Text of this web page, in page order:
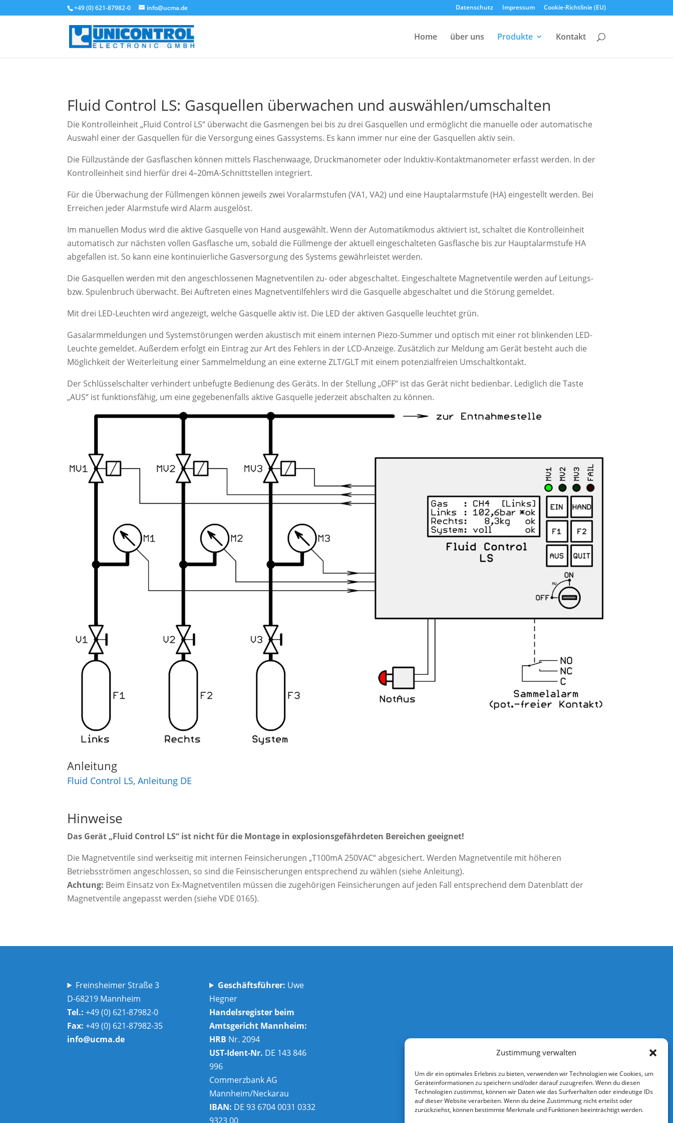
Zustimmung verwalten
Um dir ein optimales Erlebnis zu bieten, verwenden wir Technologien wie Cookies, um
Geräteinformationen zu speichern und/oder darauf zuzugreifen. Wenn du diesen
Technologien zustimmst, können wir Daten wie das Surfverhalten oder eindeutige IDs
auf dieser Website verarbeiten. Wenn du deine Zustimmung nicht erteilst oder
zurückziehst, können bestimmte Merkmale und Funktionen beeinträchtigt werden.
+49 (0) 621-87982-0 info@ucma.de Datenschutz Impressum Cookie-Richtlinie (EU)
Home über uns Produkte Kontakt
Fluid Control LS: Gasquellen überwachen und auswählen/umschalten
Die Kontrolleinheit „Fluid Control LS“ überwacht die Gasmengen bei bis zu drei Gasquellen und ermöglicht die manuelle oder automatische
Auswahl einer der Gasquellen für die Versorgung eines Gassystems. Es kann immer nur eine der Gasquellen aktiv sein.
Die Füllzustände der Gasflaschen können mittels Flaschenwaage, Druckmanometer oder Induktiv-Kontaktmanometer erfasst werden. In der
Kontrolleinheit sind hierfür drei 4–20mA-Schnittstellen integriert.
Für die Überwachung der Füllmengen können jeweils zwei Voralarmstufen (VA1, VA2) und eine Hauptalarmstufe (HA) eingestellt werden. Bei
Erreichen jeder Alarmstufe wird Alarm ausgelöst.
Im manuellen Modus wird die aktive Gasquelle von Hand ausgewählt. Wenn der Automatikmodus aktiviert ist, schaltet die Kontrolleinheit
automatisch zur nächsten vollen Gasflasche um, sobald die Füllmenge der aktuell eingeschalteten Gasflasche bis zur Hauptalarmstufe HA
abgefallen ist. So kann eine kontinuierliche Gasversorgung des Systems gewährleistet werden.
Die Gasquellen werden mit den angeschlossenen Magnetventilen zu- oder abgeschaltet. Eingeschaltete Magnetventile werden auf Leitungs-
bzw. Spulenbruch überwacht. Bei Auftreten eines Magnetventilfehlers wird die Gasquelle abgeschaltet und die Störung gemeldet.
Mit drei LED-Leuchten wird angezeigt, welche Gasquelle aktiv ist. Die LED der aktiven Gasquelle leuchtet grün.
Gasalarmmeldungen und Systemstörungen werden akustisch mit einem internen Piezo-Summer und optisch mit einer rot blinkenden LED-
Leuchte gemeldet. Außerdem erfolgt ein Eintrag zur Art des Fehlers in der LCD-Anzeige. Zusätzlich zur Meldung am Gerät besteht auch die
Möglichkeit der Weiterleitung einer Sammelmeldung an eine externe ZLT/GLT mit einem potenzialfreien Umschaltkontakt.
Der Schlüsselschalter verhindert unbefugte Bedienung des Geräts. In der Stellung „OFF“ ist das Gerät nicht bedienbar. Lediglich die Taste
„AUS“ ist funktionsfähig, um eine gegebenenfalls aktive Gasquelle jederzeit abschalten zu können.
Anleitung
Fluid Control LS, Anleitung DE
Hinweise
Das Gerät „Fluid Control LS“ ist nicht für die Montage in explosionsgefährdeten Bereichen geeignet!
Die Magnetventile sind werkseitig mit internen Feinsicherungen „T100mA 250VAC“ abgesichert. Werden Magnetventile mit höheren
Betriebsströmen angeschlossen, so sind die Feinsischerungen entsprechend zu wählen (siehe Anleitung).
Achtung: Beim Einsatz von Ex-Magnetventilen müssen die zugehörigen Feinsicherungen auf jeden Fall entsprechend dem Datenblatt der
Magnetventile angepasst werden (siehe VDE 0165).
Freinsheimer Straße 3
D-68219 Mannheim
Tel.:+49 (0) 621-87982-0
Fax: +49 (0) 621-87982-35
info@ucma.de
Geschäftsführer: Uwe
Hegner
Handelsregister beim
Amtsgericht Mannheim:
HRB Nr. 2094
UST-Ident-Nr. DE 143 846
996
Commerzbank AG
Mannheim/Neckarau
IBAN: DE 93 6704 0031 0332
9323 00